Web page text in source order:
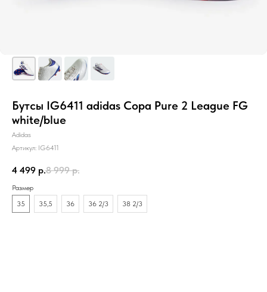
Бутсы IG6411 adidas Copa Pure 2 League FG
white/blue
Adidas
Артикул: IG6411
4 499 р.8 999 р.
Размер
35
35,5 36 36 2/3 38 2/3